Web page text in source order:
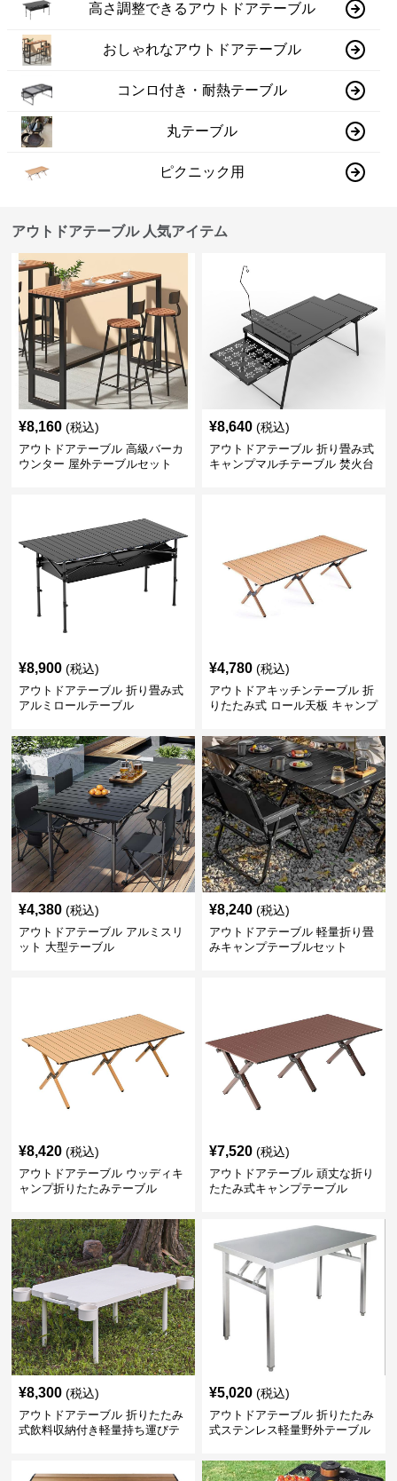
高さ調整できるアウトドアテーブル
おしゃれなアウトドアテーブル
コンロ付き・耐熱テーブル
丸テーブル
ピクニック用
アウトドアテーブル 人気アイテム
¥8,160 (税込)
アウトドアテーブル 高級バーカ
ウンター 屋外テーブルセット
¥8,640 (税込)
アウトドアテーブル 折り畳み式
キャンプマルチテーブル 焚火台
¥8,900 (税込)
アウトドアテーブル 折り畳み式
アルミロールテーブル
¥4,780 (税込)
アウトドアキッチンテーブル 折
りたたみ式 ロール天板 キャンプ
¥4,380 (税込)
アウトドアテーブル アルミスリ
ット 大型テーブル
¥8,240 (税込)
アウトドアテーブル 軽量折り畳
みキャンプテーブルセット
¥8,420 (税込)
アウトドアテーブル ウッディキ
ャンプ折りたたみテーブル
¥7,520 (税込)
アウトドアテーブル 頑丈な折り
たたみ式キャンプテーブル
¥8,300 (税込)
アウトドアテーブル 折りたたみ
式飲料収納付き軽量持ち運びテ
¥5,020 (税込)
アウトドアテーブル 折りたたみ
式ステンレス軽量野外テーブル